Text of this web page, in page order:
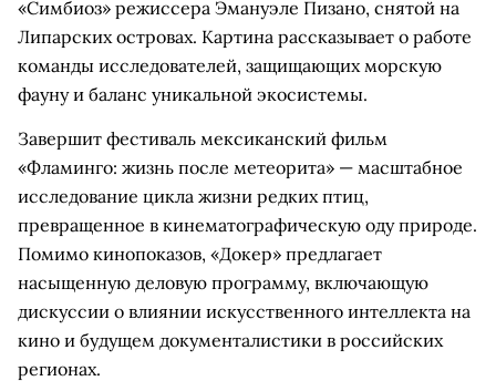
«Симбиоз» режиссера Эмануэле Пизано, снятой на
Липарских островах. Картина рассказывает о работе
команды исследователей, защищающих морскую
фауну и баланс уникальной экосистемы.
Завершит фестиваль мексиканский фильм
«Фламинго: жизнь после метеорита» — масштабное
исследование цикла жизни редких птиц,
превращенное в кинематографическую оду природе.
Помимо кинопоказов, «Докер» предлагает
насыщенную деловую программу, включающую
дискуссии о влиянии искусственного интеллекта на
кино и будущем документалистики в российских
регионах.